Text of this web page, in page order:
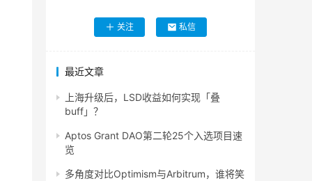
关注 私信
最近文章
上海升级后，LSD收益如何实现「叠
buff」？
Aptos Grant DAO第二轮25个入选项目速
览
多角度对比Optimism与Arbitrum，谁将笑